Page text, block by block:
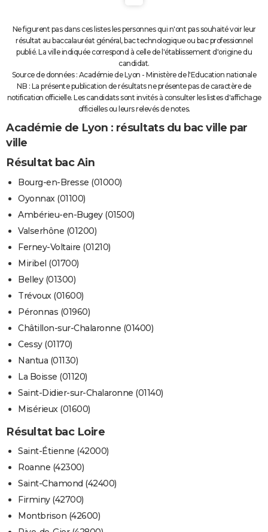
Ne figurent pas dans ces listes les personnes qui n'ont pas souhaité voir leur
résultat au baccalauréat général, bac technologique ou bac professionnel
publié. La ville indiquée correspond à celle de l'établissement d'origine du
candidat.
Source de données : Académie de Lyon - Ministère de l'Education nationale
NB : La présente publication de résultats ne présente pas de caractère de
notification officielle. Les candidats sont invités à consulter les listes d'affichage
officielles ou leurs relevés de notes.
Académie de Lyon : résultats du bac ville par
ville
Résultat bac Ain
Bourg-en-Bresse (01000)
Oyonnax (01100)
Ambérieu-en-Bugey (01500)
Valserhône (01200)
Ferney-Voltaire (01210)
Miribel (01700)
Belley (01300)
Trévoux (01600)
Péronnas (01960)
Châtillon-sur-Chalaronne (01400)
Cessy (01170)
Nantua (01130)
La Boisse (01120)
Saint-Didier-sur-Chalaronne (01140)
Misérieux (01600)
Résultat bac Loire
Saint-Étienne (42000)
Roanne (42300)
Saint-Chamond (42400)
Firminy (42700)
Montbrison (42600)